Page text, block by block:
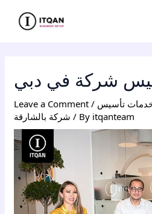
شركة في دبي
Leave a Comment / تأسيس
شركة بالشارقة / By itqanteam
navigation